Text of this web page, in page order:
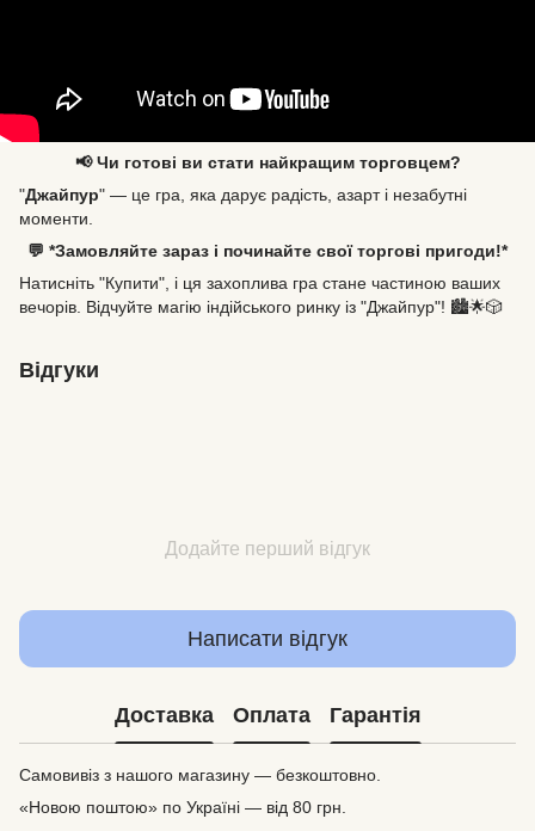
📢 Чи готові ви стати найкращим торговцем?
"Джайпур" — це гра, яка дарує радість, азарт і незабутні
моменти.
💬 *Замовляйте зараз і починайте свої торгові пригоди!*
Натисніть "Купити", і ця захоплива гра стане частиною ваших
вечорів. Відчуйте магію індійського ринку із "Джайпур"! 🏙️🌟🎲
Відгуки
Додайте перший відгук
Написати відгук
Доставка Оплата Гарантія
Самовивіз з нашого магазину — безкоштовно.
«Новою поштою» по Україні — від 80 грн.